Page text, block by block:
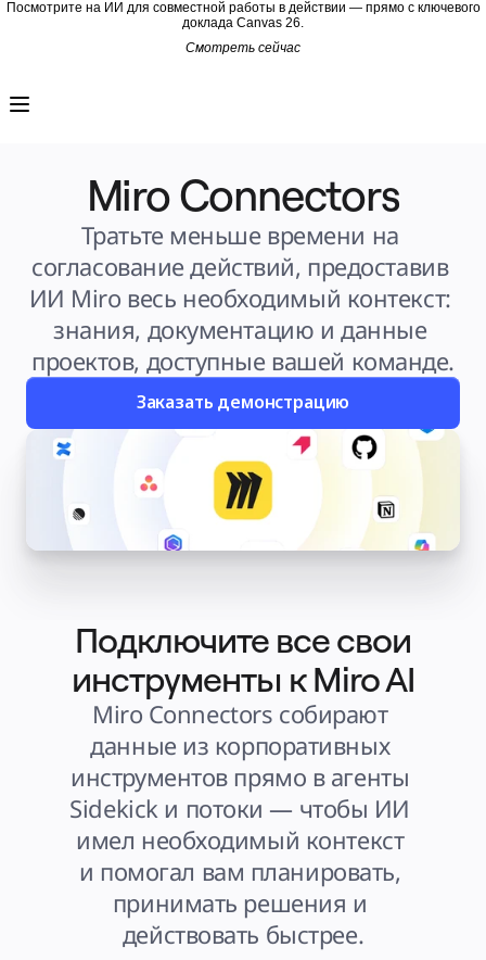
Посмотрите на ИИ для совместной работы в действии — прямо с ключевого
доклада Canvas 26.
Смотреть сейчас
Обзор ИИ
AI Workflows
Сервер MCP
Изучите руководства по ИИ
Сервер MCP
Планы проектов
Интеграции
Безопасность
Enterprise Guard
Платформа разработки
Загрузить приложения
Форматы
Диаграммы
Docs
Слайды
Кейсы
Изучите руководства по ИИ
Ментальные карты
Концептуальные карты
Блок-схемы
Специализированное
Дорожные карты
Карты процессов
Техническое проектирование и документация
Прототипы и вайрфреймы
Составление карты пути клиента
Design Workshops
Planning & Delivery
Планирование целей
Оргдизайн
Решения
Enterprise
Стартапы
По отраслям
Диджитал
Профессиональные услуги
Miro Connectors
Тратьте меньше времени на
согласование действий, предоставив
ИИ Miro весь необходимый контекст:
знания, документацию и данные
проектов, доступные вашей команде.
Заказать демонстрацию
Подключите все свои
инструменты к Miro AI
Miro Connectors собирают
данные из корпоративных
инструментов прямо в агенты
Sidekick и потоки — чтобы ИИ
имел необходимый контекст
и помогал вам планировать,
принимать решения и
действовать быстрее.